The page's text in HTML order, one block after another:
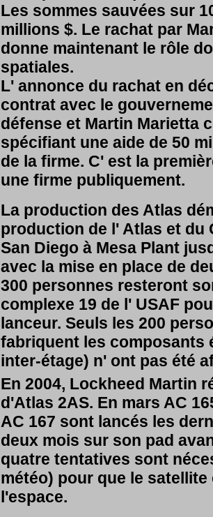
Les sommes sauvées sur
millions $. Le rachat par
donne maintenant le rôle
spatiales.
L' annonce du rachat en
contrat avec le
défense et Martin Marietta
spécifiant une aide de 50
de la firme. C' est la
une firme publiquement.
La production des Atlas
production de l' Atlas et du
San Diego à Mesa Plant
avec la mise en place de
300 personnes resteront
complexe 19 de l' USAF
lanceur. Seuls les 200
fabriquent les composants
inter-étage) n' ont pas
En 2004, Lockheed Martin
d'Atlas 2AS. En mars AC
AC 167 sont lancés les
deux mois sur son pad
quatre tentatives sont
météo) pour que le
l'espace.